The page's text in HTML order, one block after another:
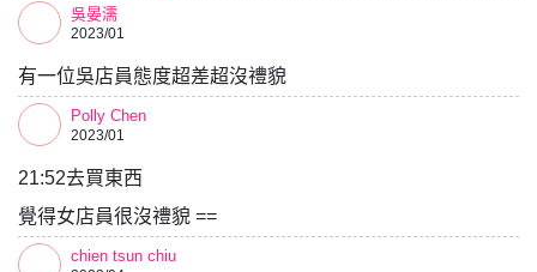
吳晏濡
2023/01
有一位吳店員態度超差超沒禮貌
Polly Chen
2023/01
21:52去買東西
覺得女店員很沒禮貌 ==
chien tsun chiu